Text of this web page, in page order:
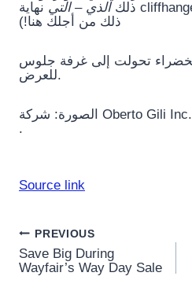
ذلكالذي – التي نهاية cliffhanger المروعة. (لن نفسد
ذلك من أجلك هنا!)
تحولت إلى غرفة جلوس
للعرض.
الصورة: شركة Oberto Gili Inc.
.
Source link
Post
navigation
PREVIOUS
Save Big During
Wayfair’s Way Day Sale